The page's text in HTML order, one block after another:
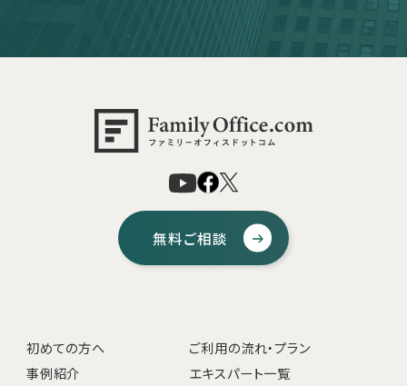
無料ご相談
初めての方へ
ご利用の流れ・プラン
事例紹介
エキスパート一覧